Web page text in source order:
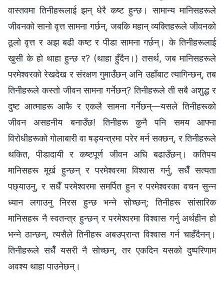
वास्तवमा तिनीहरूलाई झन्‌ धेरै कष्ट हुन्छ। सामान्य मानिसहरूले
जीवनको सानो वृत्त सामना गर्छन्, जबकि महान्‌ व्यक्तिहरूले जीवनको
ठूलो वृत्त र अझ बढी कष्ट र पीडा सामना गर्छन्। के तिनीहरूलाई
खुसी के हो थाहा हुन्छ र? (थाहा हुँदैन।) तसर्थ, जब मानिसहरूले
परमेश्‍वरको रेखदेख र संरक्षण गुमाउँछन् अनि उहाँबाट त्यागिन्छन्, तब
तिनीहरूले कस्तो जीवन सामना गर्नेछन्? तिनीहरूले ती सबै अशुद्ध र
दुष्ट आत्माहरू आफै र एकलै सामना गर्नेछन्—यसले तिनीहरूको
जीवन असहनीय बनाउँछ! तिनीहरू कुनै पनि समय आफ्ना
विरोधीहरूको गोलाबारी वा षड्यन्त्रमा परेर मर्न सक्छन्, र तिनीहरूले
थकित, पीडादायी र कष्टपूर्ण जीवन अघि बढाउँछन्। कतिपय
मानिसहरू मूर्ख हुन्छन् र परमेश्‍वरमा विश्‍वास गर्नु, सधैँ सत्यता
पछ्याउनु, र सधैँ परमेश्‍वरमा समर्पित हुन र परमेश्‍वरका वचन सुन्न
ध्यान लगाउनु निरस हुन्छ भन्‍ने सोच्छन्; तिनीहरू सांसारिक
मानिसहरू नै स्वतन्त्र हुन्छन् र परमेश्‍वरमा विश्‍वास गर्नु अर्थहीन हो
भन्‍ने ठान्छन्, त्यसैले तिनीहरू अबउप्रान्त विश्वास गर्न चाहँदैनन्।
तिनीहरूले सधैँ यसरी नै सोच्छन्, तर एकदिन यसको दुष्परिणाम
अवश्य थाहा पाउनेछन्।